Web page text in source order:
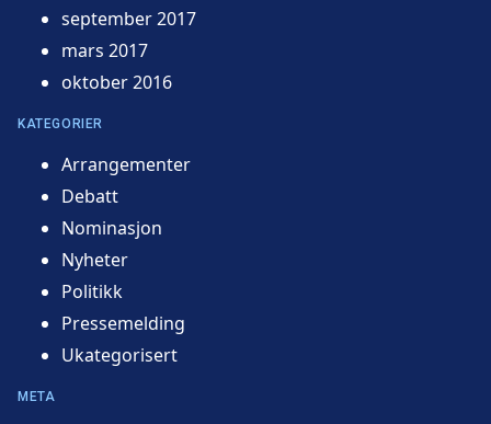
september 2017
mars 2017
oktober 2016
KATEGORIER
Arrangementer
Debatt
Nominasjon
Nyheter
Politikk
Pressemelding
Ukategorisert
META